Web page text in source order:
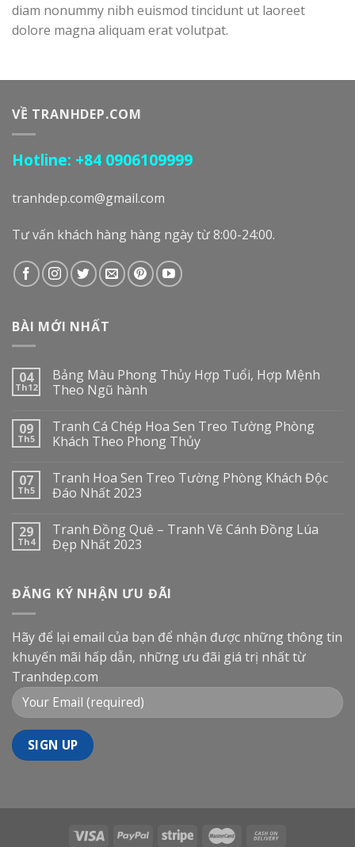
diam nonummy nibh euismod tincidunt ut laoreet
dolore magna aliquam erat volutpat.
VỀ TRANHDEP.COM
Hotline: +84 0906109999
tranhdep.com@gmail.com
Tư vấn khách hàng hàng ngày từ 8:00-24:00.
BÀI MỚI NHẤT
04
Th12
Bảng Màu Phong Thủy Hợp Tuổi, Hợp Mệnh
Theo Ngũ hành
09
Th5
Tranh Cá Chép Hoa Sen Treo Tường Phòng
Khách Theo Phong Thủy
07
Th5
Tranh Hoa Sen Treo Tường Phòng Khách Độc
Đáo Nhất 2023
29
Th4
Tranh Đồng Quê – Tranh Vẽ Cánh Đồng Lúa
Đẹp Nhất 2023
ĐĂNG KÝ NHẬN ƯU ĐÃI
Hãy để lại email của bạn để nhận được những thông tin
khuyến mãi hấp dẫn, những ưu đãi giá trị nhất từ
Tranhdep.com